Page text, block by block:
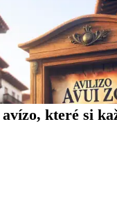
které si